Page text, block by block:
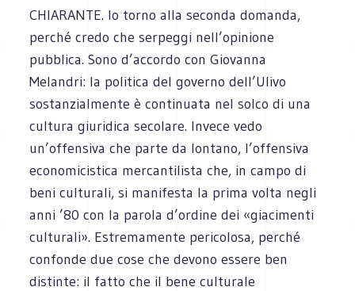
CHIARANTE. Io torno alla seconda domanda,
perché credo che serpeggi nell’opinione
pubblica. Sono d’accordo con Giovanna
Melandri: la politica del governo dell’Ulivo
sostanzialmente è continuata nel solco di una
cultura giuridica secolare. Invece vedo
un’offensiva che parte da lontano, l’offensiva
economicistica mercantilista che, in campo di
beni culturali, si manifesta la prima volta negli
anni ’80 con la parola d’ordine dei «giacimenti
culturali». Estremamente pericolosa, perché
confonde due cose che devono essere ben
distinte: il fatto che il bene culturale